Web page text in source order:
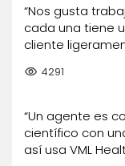
“Nos gusta
cada una tiene
cliente
visibility 4291
“Un agente es
científico con
así usa VML